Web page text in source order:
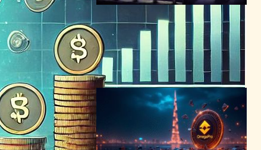
暗号資産犯罪、350億ドルが
犯罪者の手に – TRM Labsレ
ポート発表
ブロックチェーンニュース
2024年3月27日21:19